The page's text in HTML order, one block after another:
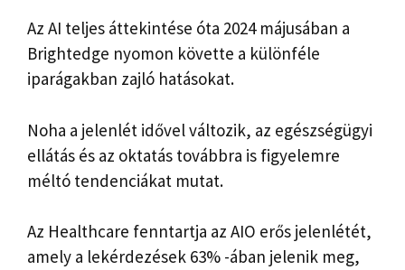
Az AI teljes áttekintése óta 2024 májusában a
Brightedge nyomon követte a különféle
iparágakban zajló hatásokat.
Noha a jelenlét idővel változik, az egészségügyi
ellátás és az oktatás továbbra is figyelemre
méltó tendenciákat mutat.
Az Healthcare fenntartja az AIO erős jelenlétét,
amely a lekérdezések 63% -ában jelenik meg,